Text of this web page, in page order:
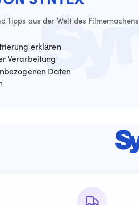
Tipps aus der Welt des Filmemachens
erklären
Verarbeitung
Daten